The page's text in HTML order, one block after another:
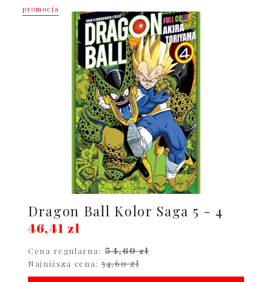
Dragon Ball Kolor Saga 5 - 4
46,41 zł
Cena regularna: 54,60 zł
Najniższa cena: 54,60 zł
promocja